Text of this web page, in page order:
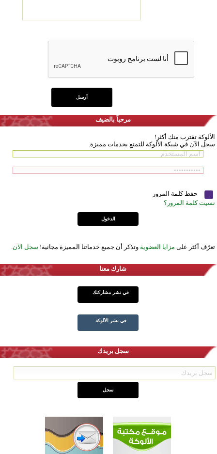
مرحباً بالضيف
الألوكة تقترب منك أكثر!
سجل الآن في شبكة الألوكة للتمتع بخدمات مميزة.
حفظ كلمة المرور
نسيت كلمة المرور؟
تعرّف أكثر على مزايا العضوية وتذكر أن جميع خدماتنا المميزة مجانية! سجل الآن
شارك معنا
في نشر مشاركتك
في نشر الألوكة
سجل بريدك